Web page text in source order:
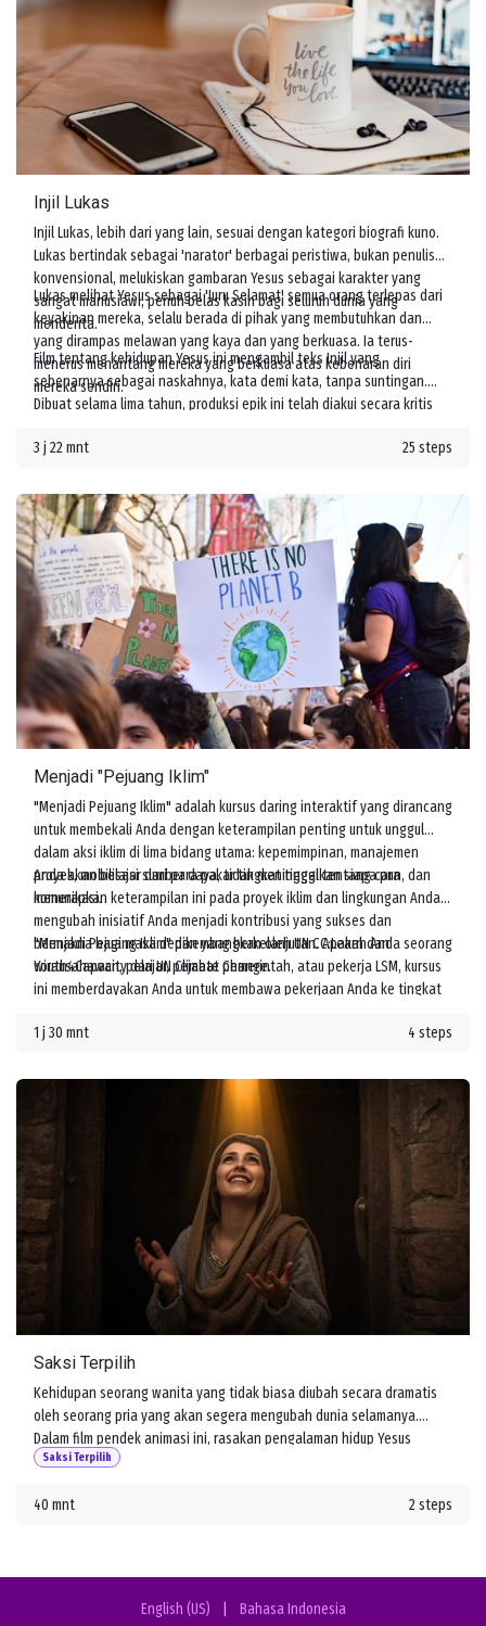
Injil Lukas
Injil Lukas, lebih dari yang lain, sesuai dengan kategori biografi kuno.
Lukas bertindak sebagai 'narator' berbagai peristiwa, bukan penulis
konvensional, melukiskan gambaran Yesus sebagai karakter yang
sangat manusiawi, penuh belas kasih bagi seluruh dunia yang
menderita.
Lukas melihat Yesus sebagai 'Juru Selamat' semua orang terlepas dari
keyakinan mereka, selalu berada di pihak yang membutuhkan dan
yang dirampas melawan yang kaya dan yang berkuasa. Ia terus-
menerus menantang mereka yang berkuasa atas kebenaran diri
mereka sendiri.
Film tentang kehidupan Yesus ini mengambil teks Injil yang
sebenarnya sebagai naskahnya, kata demi kata, tanpa suntingan.
Dibuat selama lima tahun, produksi epik ini telah diakui secara kritis
unik dan sangat autentik.
3 j 22 mnt 25 steps
Menjadi "Pejuang Iklim"
"Menjadi Pejuang Iklim" adalah kursus daring interaktif yang dirancang
untuk membekali Anda dengan keterampilan penting untuk unggul
dalam aksi iklim di lima bidang utama: kepemimpinan, manajemen
proyek, mobilisasi sumber daya, tidak meninggalkan siapa pun, dan
komunikasi.
Anda akan belajar dari para pakar tingkat tinggi tentang cara
menerapkan keterampilan ini pada proyek iklim dan lingkungan Anda,
mengubah inisiatif Anda menjadi kontribusi yang sukses dan
bermakna bagi masa depan yang berkelanjutan. Apakah Anda seorang
wirausahawan, pelajar, pejabat pemerintah, atau pekerja LSM, kursus
ini memberdayakan Anda untuk membawa pekerjaan Anda ke tingkat
"Menjadi Pejuang Iklim" dikembangkan oleh UN CC:Learn dan
Youth4Capacity dari UN Climate Change.
1 j 30 mnt 4 steps
Saksi Terpilih
Kehidupan seorang wanita yang tidak biasa diubah secara dramatis
oleh seorang pria yang akan segera mengubah dunia selamanya.
Dalam film pendek animasi ini, rasakan pengalaman hidup Yesus
melalui mata salah satu pengikutnya, Maria Magdalena.
Saksi Terpilih
40 mnt 2 steps
English (US) Bahasa Indonesia